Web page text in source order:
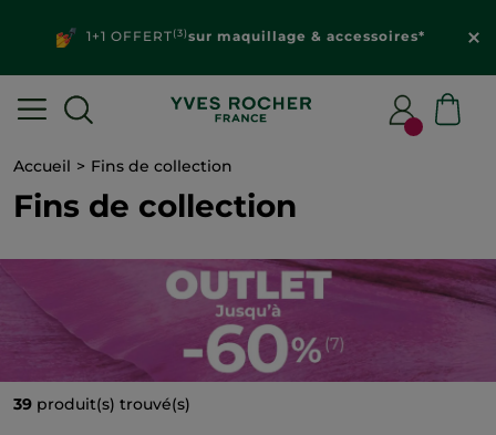
Découvrez vosoffres personnalisées dans votre
espace client
Accueil Fins de collection
Fins de collection
39 produit(s) trouvé(s)